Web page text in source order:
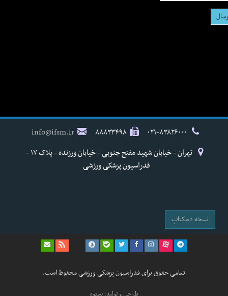
۸۸۸۳۳۴۹۸
info@ifsm.ir
تهران - خیابان شهید مفتح جنوبی - خیابان ورزنده - پلاک ۱۷ -
فدراسیون پزشکی ورزشی
نسخه دسکتاپ
تمامی حقوق برای فدراسیون پزشکی ورزشی محفوظ است.
طراحی و تولید: نستوه